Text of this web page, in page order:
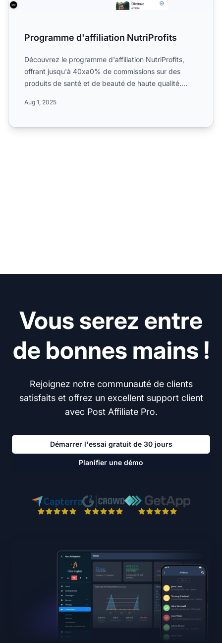
Programme d'affiliation NutriProfits
Découvrez le programme d'affiliation NutriProfits,
offrant jusqu'à 40xa0% de commissions sur des
produits de santé et de beauté de haute qualité.
Aug 1, 2025
Vous serez entre
de bonnes mains !
Rejoignez notre communauté de clients
satisfaits et offrez un excellent support client
avec Post Affiliate Pro.
Démarrer l'essai gratuit de 30 jours
Planifier une démo